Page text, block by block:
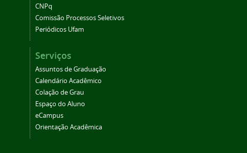
CNPq
Comissão Processos Seletivos
Periódicos Ufam
Serviços
Assuntos de Graduação
Calendário Acadêmico
Colação de Grau
Espaço do Aluno
eCampus
Orientação Acadêmica